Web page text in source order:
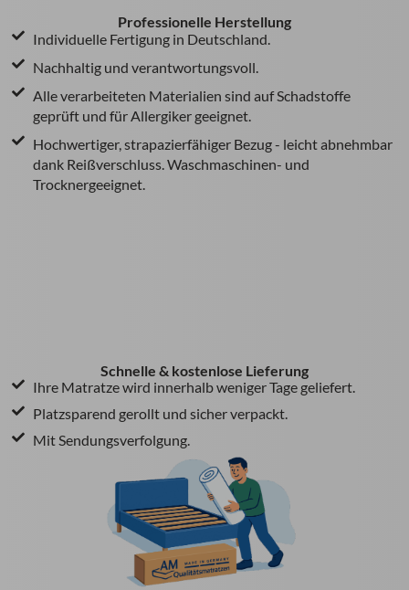
Professionelle Herstellung
Individuelle Fertigung in Deutschland.
Nachhaltig und verantwortungsvoll.
Alle verarbeiteten Materialien sind auf Schadstoffe
geprüft und für Allergiker geeignet.
Hochwertiger, strapazierfähiger Bezug - leicht abnehmbar
dank Reißverschluss. Waschmaschinen- und
Trocknergeeignet.
Schnelle & kostenlose Lieferung
Ihre Matratze wird innerhalb weniger Tage geliefert.
Platzsparend gerollt und sicher verpackt.
Mit Sendungsverfolgung.